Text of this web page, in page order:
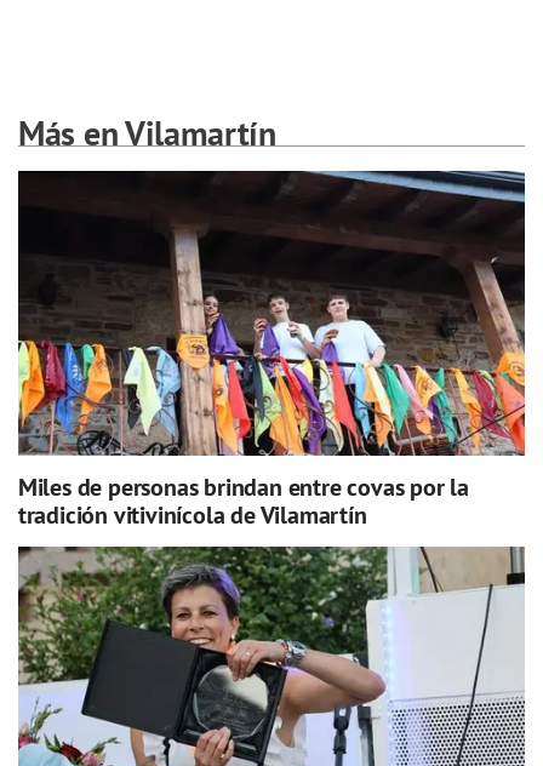
Más en Vilamartín
Miles de personas brindan entre covas por la
tradición vitivinícola de Vilamartín